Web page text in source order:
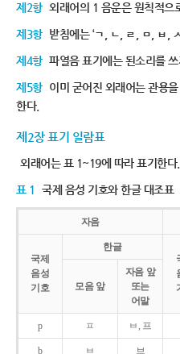
제2항 외래어의 1 음운은 원칙적으
제3항 받침에는 ‘ㄱ, ㄴ, ㄹ, ㅁ, ㅂ,
제4항 파열음 표기에는 된소리를
제5항 이미 굳어진 외래어는 관용
한다.
제2장 표기 일람표
외래어는 표 1~19에 따라 표기한다.
표 1 국제 음성 기호와 한글 대조표
자음
국제
음성
기호
한글
모음 앞
자음 앞
또는
어말
p ㅍ ㅂ, 프
b ㅂ 브